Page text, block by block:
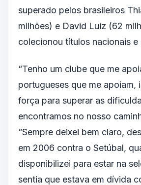
superado pelos brasileiros
milhões) e David Luiz (62
colecionou títulos nacionais e
“Tenho um clube que me
portugueses que me apoiam,
força para superar as
encontramos no nosso
“Sempre deixei bem claro,
em 2006 contra o Setúbal,
disponibilizei para estar na
sentia que estava em dívida